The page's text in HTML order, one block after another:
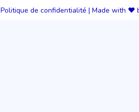
Politique de confidentialité | Made with ❤️